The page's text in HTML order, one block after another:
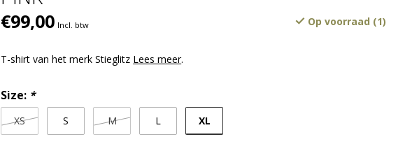
€99,00 Incl. btw Op voorraad (1)
T-shirt van het merk Stieglitz Lees meer.
Size: *
XS S M L XL